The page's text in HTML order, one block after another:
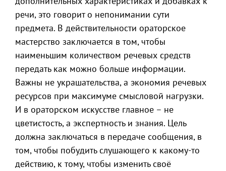
речи, это говорит о непонимании сути
предмета. В действительности ораторское
мастерство заключается в том, чтобы
наименьшим количеством речевых средств
передать как можно больше информации.
Важны не украшательства, а экономия речевых
ресурсов при максимуме смысловой нагрузки.
И в ораторском искусстве главное – не
цветистость, а экспертность и знания. Цель
должна заключаться в передаче сообщения, в
том, чтобы побудить слушающего к какому-то
действию, к тому, чтобы изменить своё